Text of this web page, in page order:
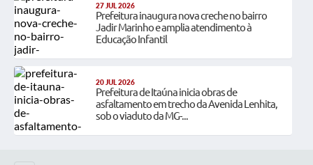
27 JUL 2026
Prefeitura inaugura nova creche no bairro
Jadir Marinho e amplia atendimento à
Educação Infantil
20 JUL 2026
Prefeitura de Itaúna inicia obras de
asfaltamento em trecho da Avenida Lenhita,
sob o viaduto da MG-...